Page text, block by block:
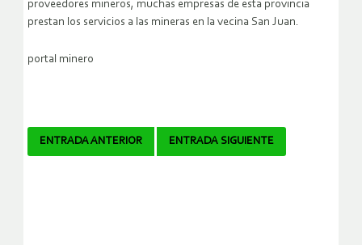
proveedores mineros, muchas empresas de esta provincia
prestan los servicios a las mineras en la vecina San Juan.
portal minero
Navegador
ENTRADA ANTERIOR ENTRADA SIGUIENTE